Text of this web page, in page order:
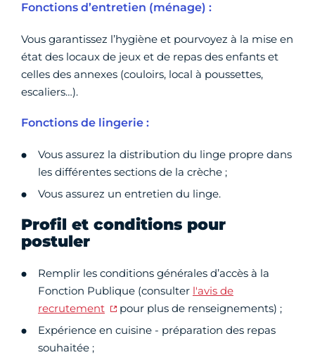
Fonctions d’entretien (ménage) :
Vous garantissez l’hygiène et pourvoyez à la mise en
état des locaux de jeux et de repas des enfants et
celles des annexes (couloirs, local à poussettes,
escaliers…).
Fonctions de lingerie :
Vous assurez la distribution du linge propre dans
les différentes sections de la crèche ;
Vous assurez un entretien du linge.
Profil et conditions pour
postuler
Remplir les conditions générales d’accès à la
Fonction Publique (consulter l'avis de
recrutement
pour plus de renseignements) ;
Expérience en cuisine - préparation des repas
souhaitée ;